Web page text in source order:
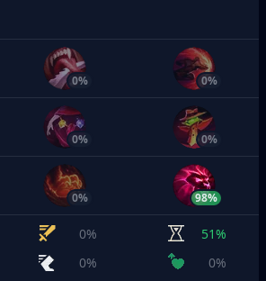
0% 0%
0% 0%
0% 98%
0%
51%
0%
0%